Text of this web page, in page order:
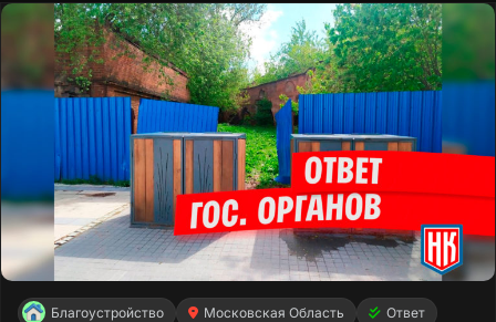
Благоустройство Московская Область
Ответ